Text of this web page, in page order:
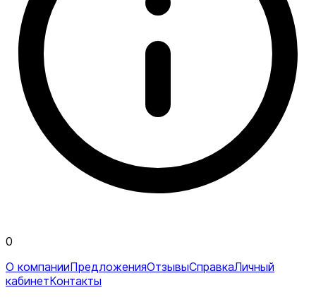
0
О компанииПредложенияОтзывыСправкаЛичный
кабинетКонтакты